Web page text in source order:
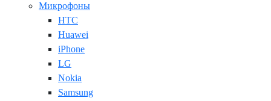
Микрофоны
HTC
Huawei
iPhone
LG
Nokia
Samsung